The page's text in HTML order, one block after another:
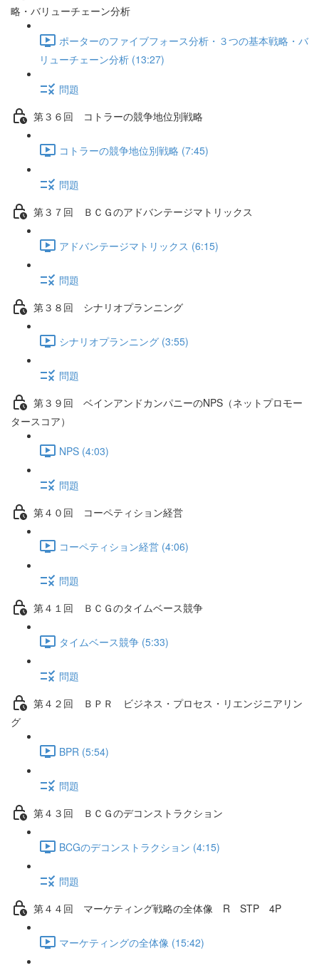
略・バリューチェーン分析
ポーターのファイブフォース分析・３つの基本戦略・バ
リューチェーン分析 (13:27)
問題
第３６回 コトラーの競争地位別戦略
コトラーの競争地位別戦略 (7:45)
問題
第３７回 ＢＣＧのアドバンテージマトリックス
アドバンテージマトリックス (6:15)
問題
第３８回 シナリオプランニング
シナリオプランニング (3:55)
問題
第３９回 ベインアンドカンパニーのNPS（ネットプロモー
タースコア）
NPS (4:03)
問題
第４０回 コーペティション経営
コーペティション経営 (4:06)
問題
第４１回 ＢＣＧのタイムベース競争
タイムベース競争 (5:33)
問題
第４２回 ＢＰＲ ビジネス・プロセス・リエンジニアリン
グ
BPR (5:54)
問題
第４３回 ＢＣＧのデコンストラクション
BCGのデコンストラクション (4:15)
問題
第４４回 マーケティング戦略の全体像 R STP 4P
マーケティングの全体像 (15:42)